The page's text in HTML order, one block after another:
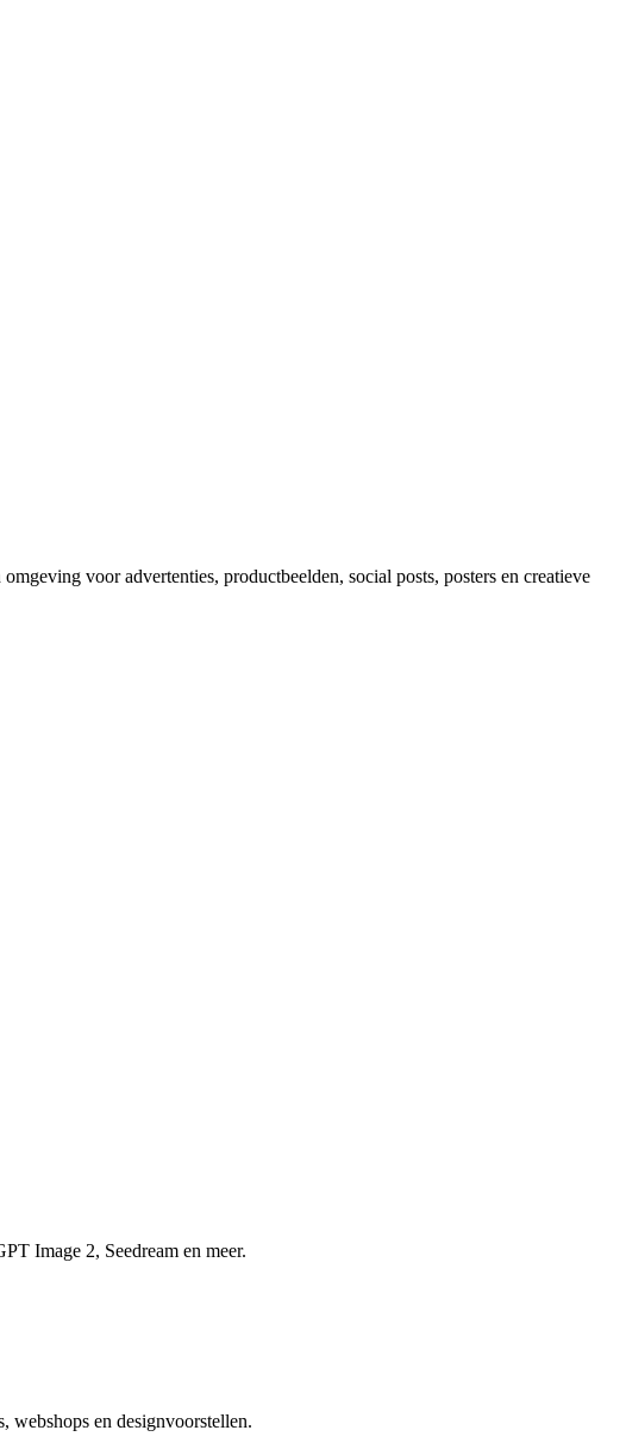
voor advertenties, productbeelden, social posts, posters en creatieve
Image 2, Seedream en meer.
webshops en designvoorstellen.